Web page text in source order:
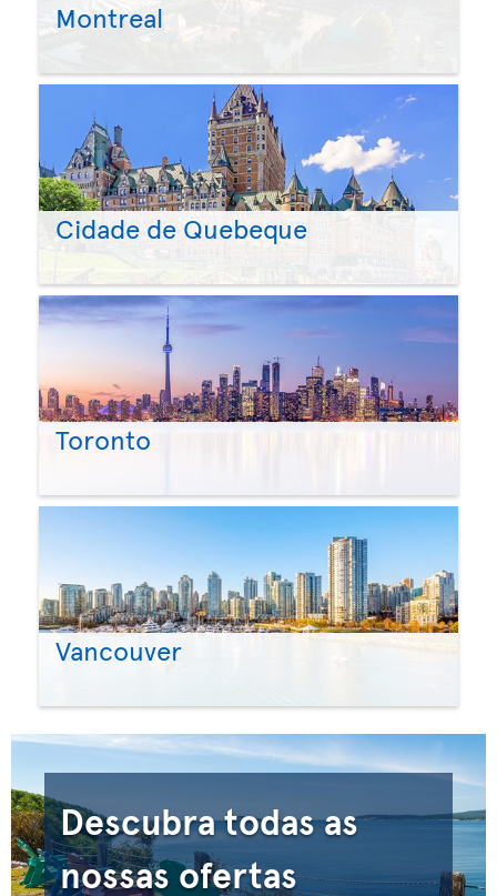
Montreal
Cidade de Quebeque
Toronto
Vancouver
Descubra todas as
nossas ofertas